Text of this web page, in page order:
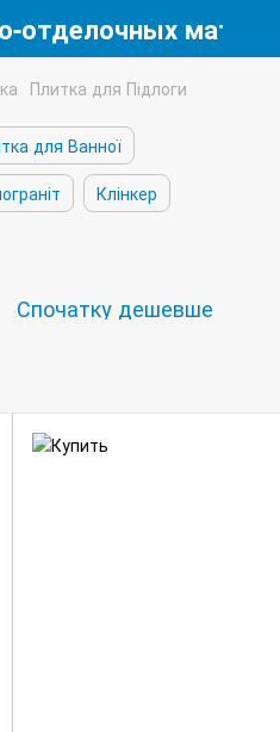
отделочных
Плитка для Підлоги
для Ванної
Клінкер
Спочатку дешевше